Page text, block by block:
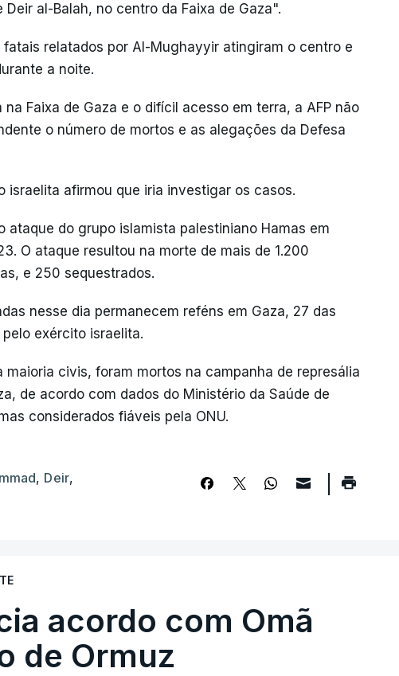
al-Balah, no centro da Faixa de Gaza".
relatados por Al-Mughayyir atingiram o centro e
a noite.
Faixa de Gaza e o difícil acesso em terra, a AFP não
o número de mortos e as alegações da Defesa
israelita afirmou que iria investigar os casos.
ataque do grupo islamista palestiniano Hamas em
O ataque resultou na morte de mais de 1.200
e 250 sequestrados.
nesse dia permanecem reféns em Gaza, 27 das
exército israelita.
maioria civis, foram mortos na campanha de represália
de acordo com dados do Ministério da Saúde de
considerados fiáveis pela ONU.
, Deir,
acordo com Omã
de Ormuz